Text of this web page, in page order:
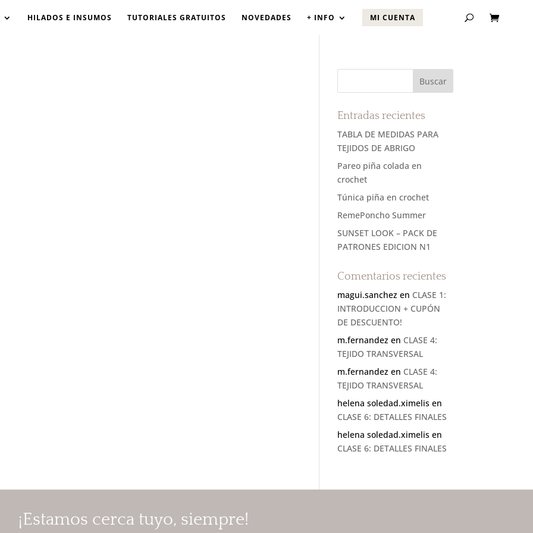
HILADOS E INSUMOS TUTORIALES GRATUITOS NOVEDADES + INFO MI CUENTA
Entradas recientes
TABLA DE MEDIDAS PARA
TEJIDOS DE ABRIGO
Pareo piña colada en
crochet
Túnica piña en crochet
RemePoncho Summer
SUNSET LOOK – PACK DE
PATRONES EDICION N1
Comentarios recientes
magui.sanchez en CLASE 1:
INTRODUCCION + CUPÓN
DE DESCUENTO!
m.fernandez en CLASE 4:
TEJIDO TRANSVERSAL
m.fernandez en CLASE 4:
TEJIDO TRANSVERSAL
helena soledad.ximelis en
CLASE 6: DETALLES FINALES
helena soledad.ximelis en
CLASE 6: DETALLES FINALES
¡Estamos cerca tuyo, siempre!